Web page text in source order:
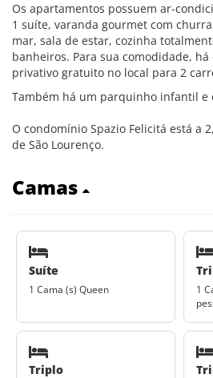
Os apartamentos possuem ar-
1 suíte, varanda gourmet com
mar, sala de estar, cozinha
banheiros. Para sua comodidade,
privativo gratuito no local para 2
Também há um parquinho infantil e
O condomínio Spazio Felicitá está a
de São Lourenço.
Camas
Suíte
1 Cama (s) Queen
1
Triplo